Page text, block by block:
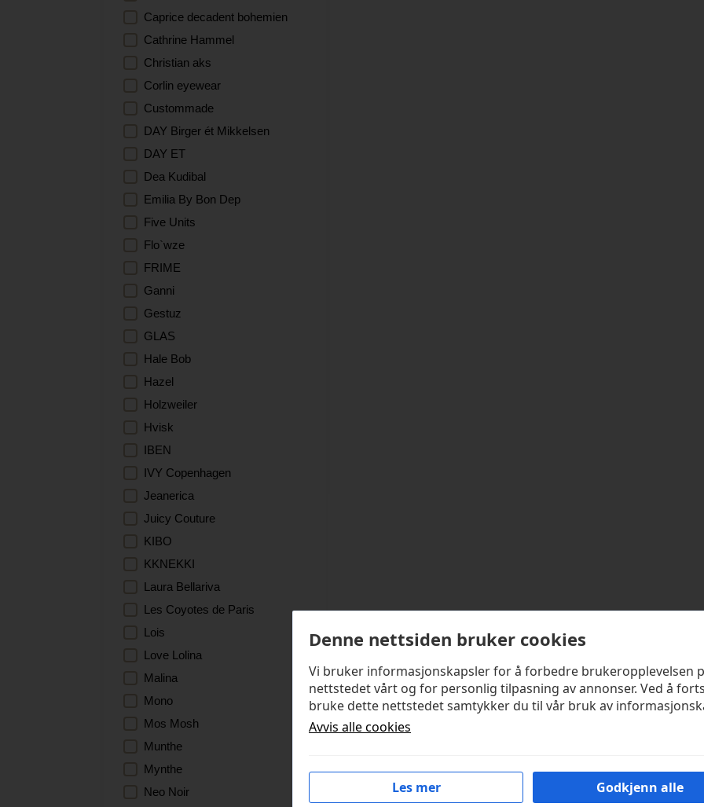
Jakker
Kåper
Smykker
Smykkeskrin
Solbriller
Strikker
Strømper og sokker
Toalettmapper
Veskecharm
Vesker
Votter
Caprice decadent bohemien
Cathrine Hammel
Christian aks
Corlin eyewear
Custommade
DAY Birger ét Mikkelsen
DAY ET
Dea Kudibal
Emilia By Bon Dep
Five Units
Flo`wze
FRIME
Ganni
Gestuz
GLAS
Hale Bob
Hazel
Holzweiler
Hvisk
IBEN
IVY Copenhagen
Jeanerica
Juicy Couture
KIBO
KKNEKKI
Laura Bellariva
Les Coyotes de Paris
Lois
Love Lolina
Malina
Mono
Mos Mosh
Munthe
Mynthe
Neo Noir
Denne nettsiden bruker cookies
Vi bruker informasjonskapsler for å forbedre brukeropplevelsen
nettstedet vårt og for personlig tilpasning av annonser. Ved å
bruke dette nettstedet samtykker du til vår bruk av
Avvis alle cookies
Les mer Godkjenn alle